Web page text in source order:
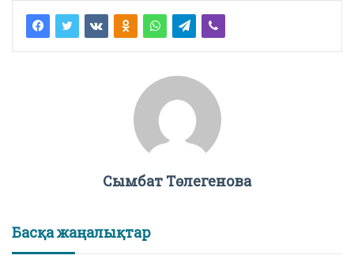
Сымбат Төлегенова
Басқа жаңалықтар